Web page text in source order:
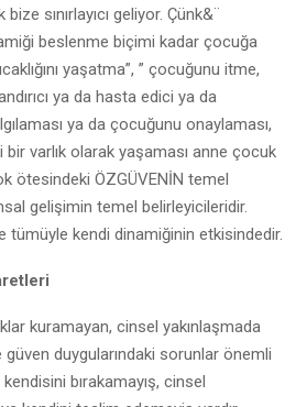
sınırlayıcı geliyor. Çünk&¨
beslenme biçimi kadar çocuğa
yaşatma”, ” çocuğunu itme,
ya da hasta edici ya da
ya da çocuğunu onaylaması,
varlık olarak yaşaması anne çocuk
ötesindeki ÖZGÜVENİN temel
gelişimin temel belirleyicileridir.
tümüyle kendi dinamiğinin etkisindedir.
kuramayan, cinsel yakınlaşmada
duygularındaki sorunlar önemli
bırakamayış, cinsel